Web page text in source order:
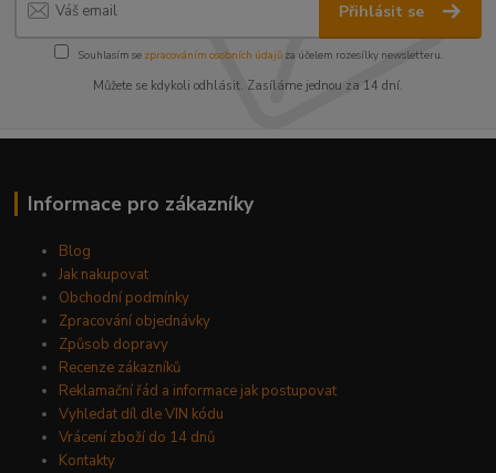
Přihlásit se
Souhlasím se zpracováním osobních údajůza účelem rozesílky newsletteru.
Můžete se kdykoli odhlásit. Zasíláme jednou za 14 dní.
Informace pro zákazníky
Blog
Jak nakupovat
Obchodní podmínky
Zpracování objednávky
Způsob dopravy
Recenze zákazníků
Reklamační řád a informace jak postupovat
Vyhledat díl dle VIN kódu
Vrácení zboží do 14 dnů
Kontakty